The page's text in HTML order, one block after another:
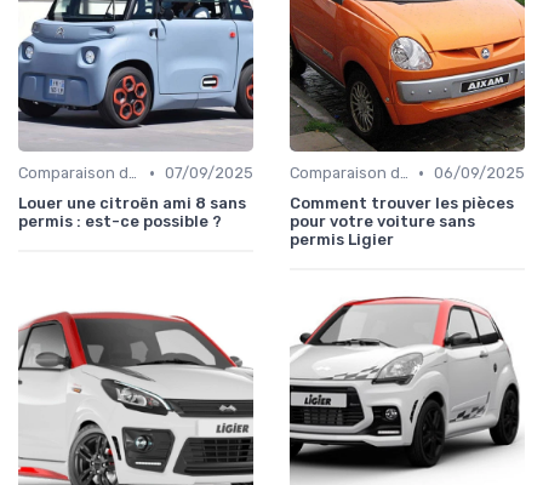
Comparaison des Modèles • 07/09/2025
Louer une citroën ami 8 sans
permis : est-ce possible ?
Comparaison des Modèles • 06/09/2025
Comment trouver les pièces
pour votre voiture sans
permis Ligier